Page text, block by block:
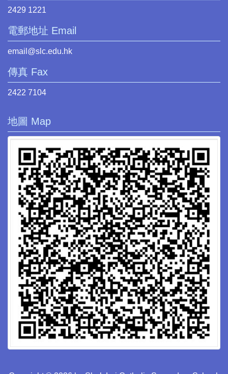
2429 1221
電郵地址 Email
email@slc.edu.hk
傳真 Fax
2422 7104
地圖 Map